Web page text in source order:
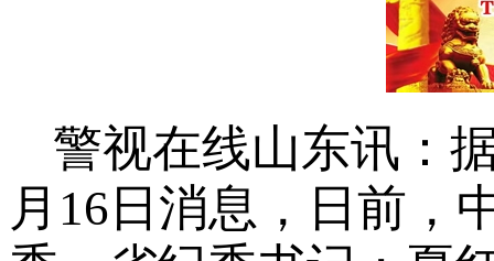
警视在线山东讯：
月16日消息，日前，